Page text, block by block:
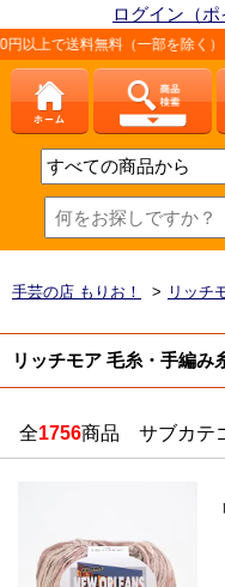
ログイン（ポ
（一部を除く）、ネコポス1
手芸の店 もりお！ > リッチ
リッチモア 毛糸・手編み
全1756商品 サブカテ